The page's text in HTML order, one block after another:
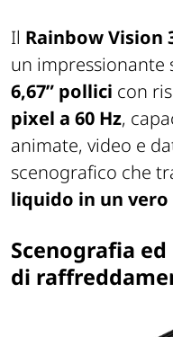
Il Rainbow Vision
un impressionante
6,67” pollici con
pixel a 60 Hz,
animate, video e
scenografico che
liquido in un
Scenografia
di